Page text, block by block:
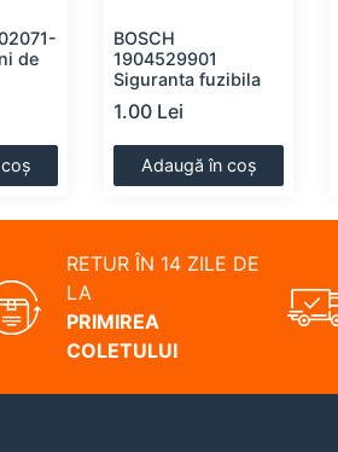
de
BOSCH
1904529901
Siguranta fuzibila
1.00 Lei
Adaugă în coș
RETUR ÎN 14 ZILE DE
LA
PRIMIREA
COLETULUI